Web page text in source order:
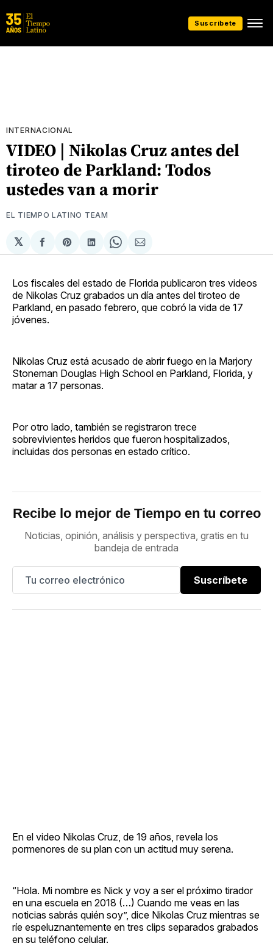
Suscríbete
INTERNACIONAL
VIDEO | Nikolas Cruz antes del
tiroteo de Parkland: Todos
ustedes van a morir
EL TIEMPO LATINO TEAM
𝕏
Compartir
en
Share
on
Compartir
en
Share
on
Compartir
via
Los fiscales del estado de Florida publicaron tres videos
de Nikolas Cruz grabados un día antes del tiroteo de
Parkland, en pasado febrero, que cobró la vida de 17
jóvenes.
Nikolas Cruz está acusado de abrir fuego en la Marjory
Stoneman Douglas High School en Parkland, Florida, y
matar a 17 personas.
Por otro lado, también se registraron trece
sobrevivientes heridos que fueron hospitalizados,
incluidas dos personas en estado crítico.
Recibe lo mejor de Tiempo en tu correo
Noticias, opinión, análisis y perspectiva, gratis en tu
bandeja de entrada
Suscríbete
En el video Nikolas Cruz, de 19 años, revela los
pormenores de su plan con un actitud muy serena.
“Hola. Mi nombre es Nick y voy a ser el próximo tirador
en una escuela en 2018 (…) Cuando me veas en las
noticias sabrás quién soy”, dice Nikolas Cruz mientras se
ríe espeluznantemente en tres clips separados grabados
en su teléfono celular.